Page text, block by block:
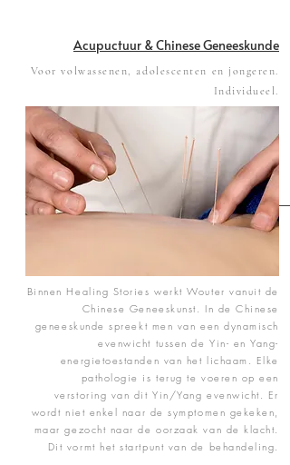
Acupuctuur & Chinese Geneeskunde
Voor volwassenen, adolescenten en jongeren.
Individueel.
Binnen Healing Stories werkt Wouter vanuit de
Chinese Geneeskunst. In de Chinese
geneeskunde spreekt men van een dynamisch
evenwicht tussen de Yin- en Yang-
energietoestanden van het lichaam. Elke
pathologie is terug te voeren op een
verstoring van dit Yin/Yang evenwicht. Er
wordt niet enkel naar de symptomen gekeken,
maar gezocht naar de oorzaak van de klacht.
Dit vormt het startpunt van de behandeling.